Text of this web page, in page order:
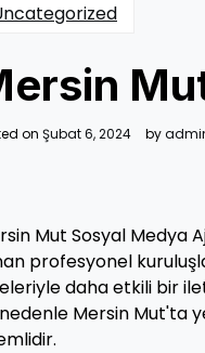
on Şubat 6, 2024 by
Mut Sosyal Medya
profesyonel
daha etkili bir
Mersin Mut'ta